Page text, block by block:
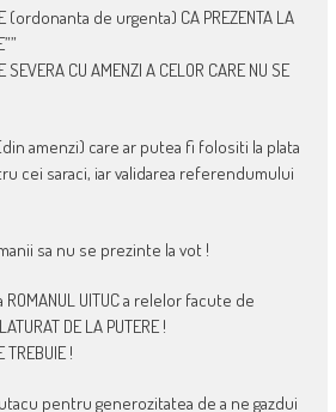
(ordonanta de urgenta) CA PREZENTA LA
SEVERA CU AMENZI A CELOR CARE NU SE
amenzi) care ar putea fi folositi la plata
cei saraci, iar validarea referendumului
sa nu se prezinte la vot !
UITUC a relelor facute de
DE LA PUTERE !
TREBUIE !
pentru generozitatea de a ne gazdui